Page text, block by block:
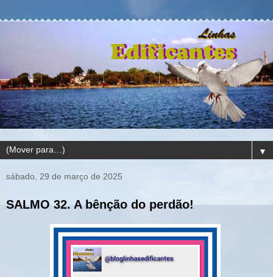
▼
sábado, 29 de março de 2025
SALMO 32. A bênção do perdão!